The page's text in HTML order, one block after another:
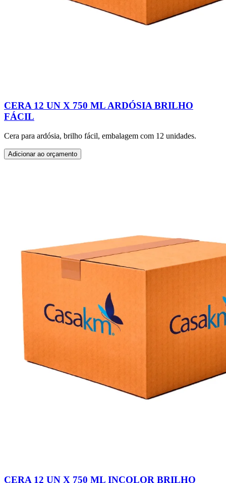
CERA 12 UN X 750 ML ARDÓSIA BRILHO
FÁCIL
Cera para ardósia, brilho fácil, embalagem com 12 unidades.
Adicionar ao orçamento
CERA 12 UN X 750 ML INCOLOR BRILHO